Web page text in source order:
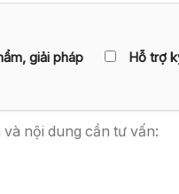
giải pháp
Hỗ trợ